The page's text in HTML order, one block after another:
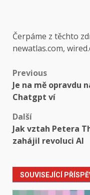
Čerpáme z těchto
newatlas.com,
Post
navigation
Previous
Je na mě opravdu
Chatgpt ví
Další
Jak vztah Petera
zahájil revoluci AI
SOUVISEJÍCÍ